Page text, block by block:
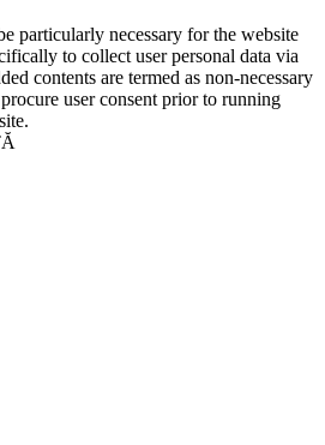
particularly necessary for the website
to collect user personal data via
contents are termed as non-necessary
user consent prior to running